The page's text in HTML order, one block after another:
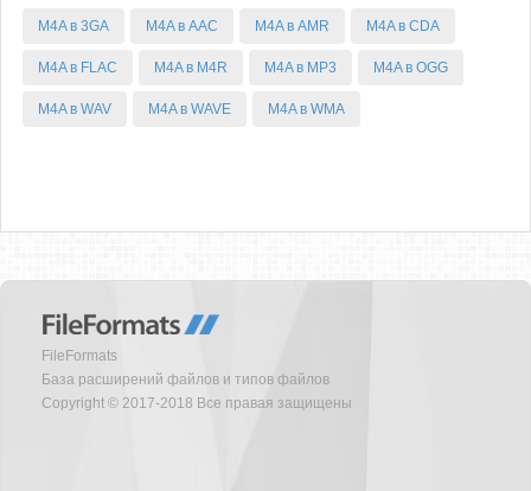
M4A в 3GA M4A в AAC M4A в AMR M4A в CDA
M4A в FLAC M4A в M4R M4A в MP3 M4A в OGG
M4A в WAV M4A в WAVE M4A в WMA
FileFormats
База расширений файлов и типов файлов
Copyright © 2017-2018 Все правая защищены